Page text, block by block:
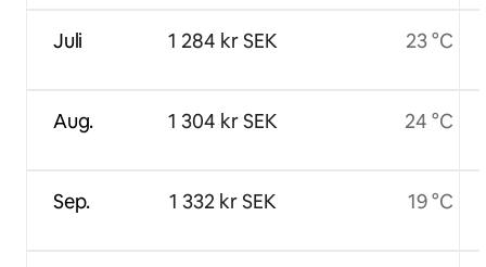
Juli
Aug.
Sep.
1 284 kr SEK
1 304 kr SEK
1 332 kr SEK
23 °C
24 °C
19 °C